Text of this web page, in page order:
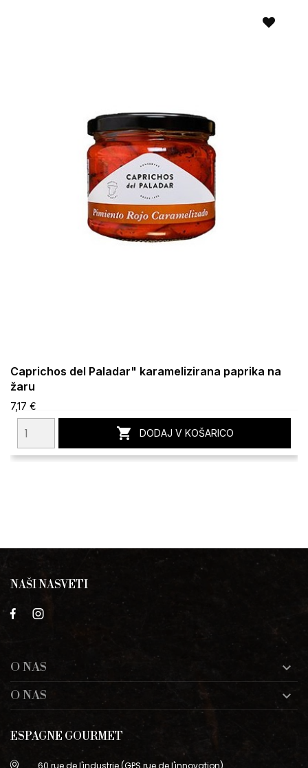
Caprichos del Paladar" karamelizirana paprika na
žaru
7,17 €
 DODAJ V KOŠARICO
NAŠI NASVETI
O NAS 
O NAS 
ESPAGNE GOURMET